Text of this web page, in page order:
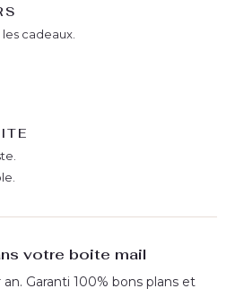
cadeaux.
votre boite mail
Garanti 100% bons plans et